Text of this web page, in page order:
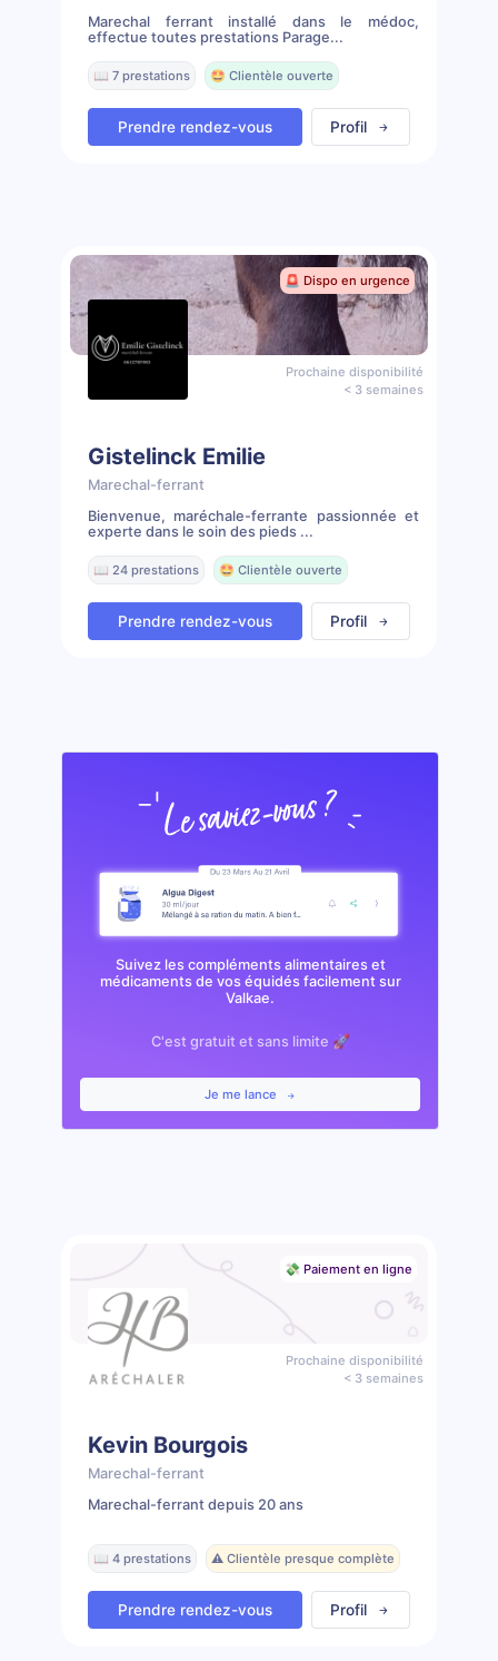
Marechal ferrant installé dans le médoc,
effectue toutes prestations Parage...
📖 7 prestations 🤩 Clientèle ouverte
Prendre rendez-vous Profil
🚨 Dispo en urgence
Prochaine disponibilité
< 3 semaines
Gistelinck Emilie
Marechal-ferrant
Bienvenue, maréchale-ferrante passionnée et
experte dans le soin des pieds ...
📖 24 prestations 🤩 Clientèle ouverte
Prendre rendez-vous Profil
Suivez les compléments alimentaires et
médicaments de vos équidés facilement sur
Valkae.
C'est gratuit et sans limite 🚀
Je me lance
💸 Paiement en ligne
Prochaine disponibilité
< 3 semaines
Kevin Bourgois
Marechal-ferrant
Marechal-ferrant depuis 20 ans
📖 4 prestations ⚠️ Clientèle presque complète
Prendre rendez-vous Profil